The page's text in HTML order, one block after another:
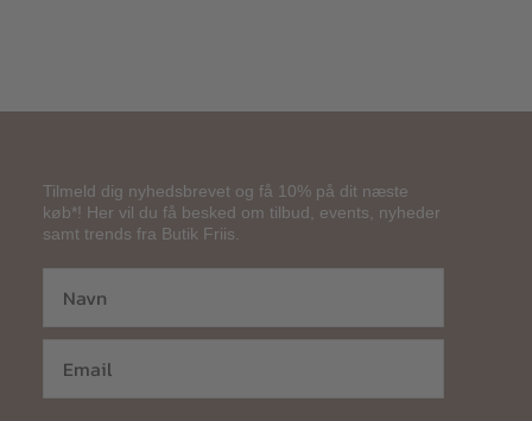
Tilmeld dig nyhedsbrevet og få 10% på dit næste
køb*! Her vil du få besked om tilbud, events, nyheder
samt trends fra Butik Friis.